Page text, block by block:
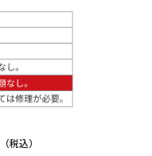
（税込）